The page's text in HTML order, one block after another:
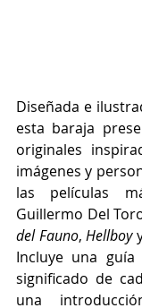
Diseñada e
esta baraja
originales
imágenes y
las películas
Guillermo Del
del Fauno, Hellboy
Incluye una
significado de
una